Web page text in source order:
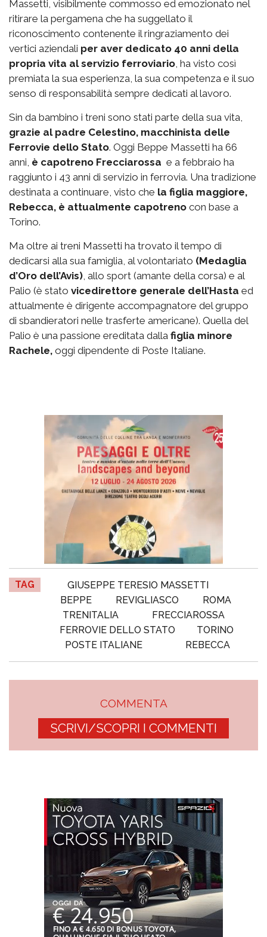
Massetti, visibilmente commosso ed emozionato nel
ritirare la pergamena che ha suggellato il
riconoscimento contenente il ringraziamento dei
vertici aziendali per aver dedicato 40 anni della
propria vita al servizio ferroviario, ha visto così
premiata la sua esperienza, la sua competenza e il suo
senso di responsabilità sempre dedicati al lavoro.
Sin da bambino i treni sono stati parte della sua vita,
grazie al padre Celestino, macchinista delle
Ferrovie dello Stato. Oggi Beppe Massetti ha 66
anni, è capotreno Frecciarossa e a febbraio ha
raggiunto i 43 anni di servizio in ferrovia. Una tradizione
destinata a continuare, visto che la figlia maggiore,
Rebecca, è attualmente capotreno con base a
Torino.
Ma oltre ai treni Massetti ha trovato il tempo di
dedicarsi alla sua famiglia, al volontariato (Medaglia
d’Oro dell’Avis), allo sport (amante della corsa) e al
Palio (è stato vicedirettore generale dell’Hasta ed
attualmente è dirigente accompagnatore del gruppo
di sbandieratori nelle trasferte americane). Quella del
Palio è una passione ereditata dalla figlia minore
Rachele, oggi dipendente di Poste Italiane.
TAG
GIUSEPPE TERESIO MASSETTI
BEPPE
REVIGLIASCO
ROMA
TRENITALIA
FRECCIAROSSA
FERROVIE DELLO STATO
TORINO
POSTE ITALIANE
REBECCA
COMMENTA
SCRIVI/SCOPRI I COMMENTI